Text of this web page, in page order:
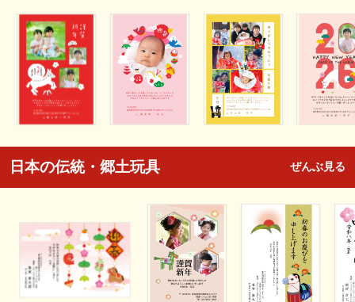
日本の伝統・郷土玩具 ぜんぶ見る